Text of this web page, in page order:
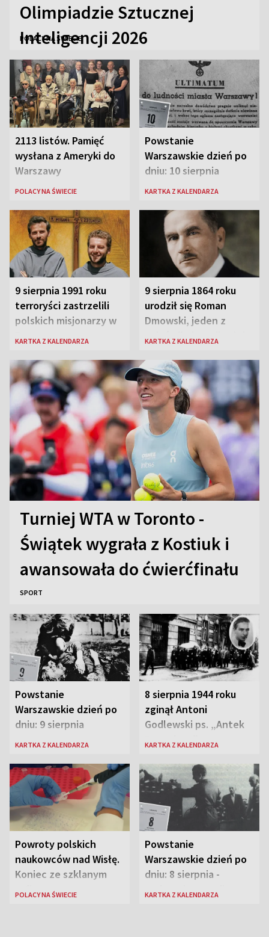
Olimpiadzie Sztucznej
Inteligencji 2026
POLACY NA ŚWIECIE
2113 listów. Pamięć
wysłana z Ameryki do
Warszawy
POLACY NA ŚWIECIE
Powstanie
Warszawskie dzień po
dniu: 10 sierpnia
KARTKA Z KALENDARZA
9 sierpnia 1991 roku
terroryści zastrzelili
polskich misjonarzy w
Peru
KARTKA Z KALENDARZA
9 sierpnia 1864 roku
urodził się Roman
Dmowski, jeden z
„ojców” niepodległej
KARTKA Z KALENDARZA
Turniej WTA w Toronto -
Świątek wygrała z Kostiuk i
awansowała do ćwierćfinału
SPORT
Powstanie
Warszawskie dzień po
dniu: 9 sierpnia
KARTKA Z KALENDARZA
8 sierpnia 1944 roku
zginął Antoni
Godlewski ps. „Antek
Rozpylacz”
KARTKA Z KALENDARZA
Powroty polskich
naukowców nad Wisłę.
Koniec ze szklanym
sufitem
POLACY NA ŚWIECIE
Powstanie
Warszawskie dzień po
dniu: 8 sierpnia -
rozbrzmiewa radio
KARTKA Z KALENDARZA